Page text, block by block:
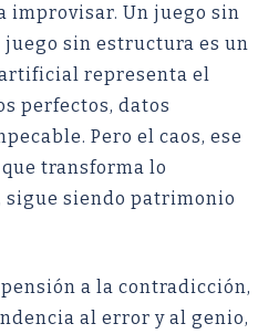
improvisar. Un juego sin
sin estructura es un
representa el
perfectos, datos
Pero el caos, ese
transforma lo
sigue siendo patrimonio
a la contradicción,
al error y al genio,